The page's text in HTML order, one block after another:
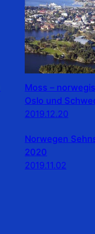
Moss –
Oslo und
2019.12.20
Norwegen
2020
2019.11.02